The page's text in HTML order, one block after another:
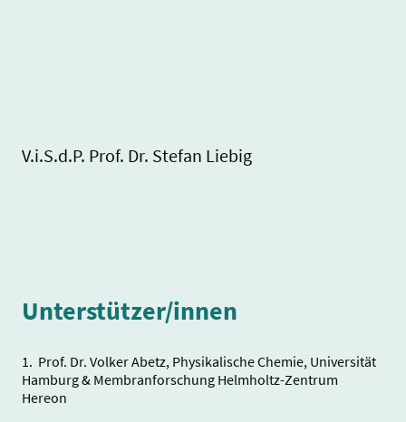
V.i.S.d.P. Prof. Dr. Stefan Liebig
Unterstützer/innen
1. Prof. Dr. Volker Abetz, Physikalische Chemie, Universität
Hamburg & Membranforschung Helmholtz-Zentrum
Hereon